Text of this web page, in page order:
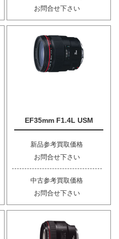
お問合せ下さい
EF35mm F1.4L USM
新品参考買取価格
お問合せ下さい
中古参考買取価格
お問合せ下さい